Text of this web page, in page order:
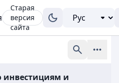
Старая
версия
сайта
инвестициям и